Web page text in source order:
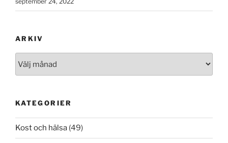
ARKIV
KATEGORIER
Kost och hälsa (49)